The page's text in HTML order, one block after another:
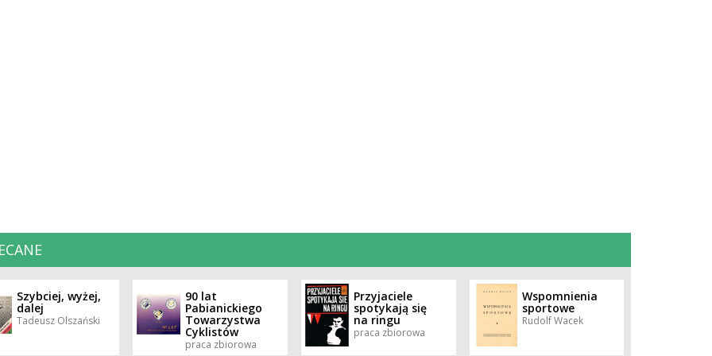
Szybciej, wyżej,
dalej
Tadeusz Olszański
90 lat
Pabianickiego
Towarzystwa
Cyklistów
praca zbiorowa
Przyjaciele
spotykają się
na ringu
praca zbiorowa
Wspomnienia
sportowe
Rudolf Wacek